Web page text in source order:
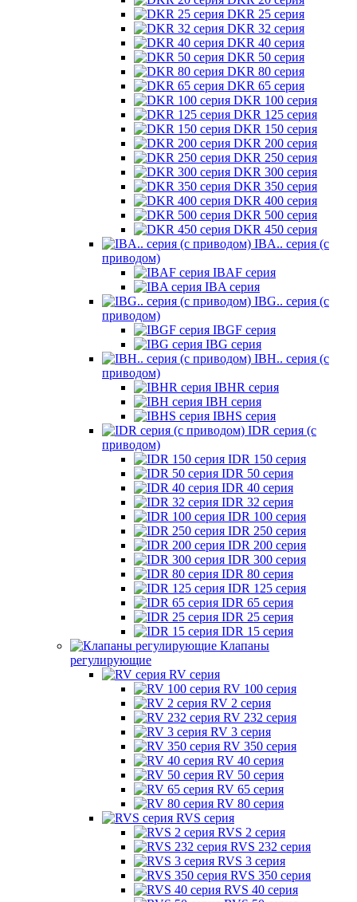
DKR 25 серия
DKR 32 серия
DKR 40 серия
DKR 50 серия
DKR 80 серия
DKR 65 серия
DKR 100 серия
DKR 125 серия
DKR 150 серия
DKR 200 серия
DKR 250 серия
DKR 300 серия
DKR 350 серия
DKR 400 серия
DKR 500 серия
DKR 450 серия
IBA.. серия (с
приводом)
IBAF серия
IBA серия
IBG.. серия (с
приводом)
IBGF серия
IBG серия
IBH.. серия (с
приводом)
IBHR серия
IBH серия
IBHS серия
IDR серия (с
приводом)
IDR 150 серия
IDR 50 серия
IDR 40 серия
IDR 32 серия
IDR 100 серия
IDR 250 серия
IDR 200 серия
IDR 300 серия
IDR 80 серия
IDR 125 серия
IDR 65 серия
IDR 25 серия
IDR 15 серия
Клапаны
регулирующие
RV серия
RV 100 серия
RV 2 серия
RV 232 серия
RV 3 серия
RV 350 серия
RV 40 серия
RV 50 серия
RV 65 серия
RV 80 серия
RVS серия
RVS 2 серия
RVS 232 серия
RVS 3 серия
RVS 350 серия
RVS 40 серия